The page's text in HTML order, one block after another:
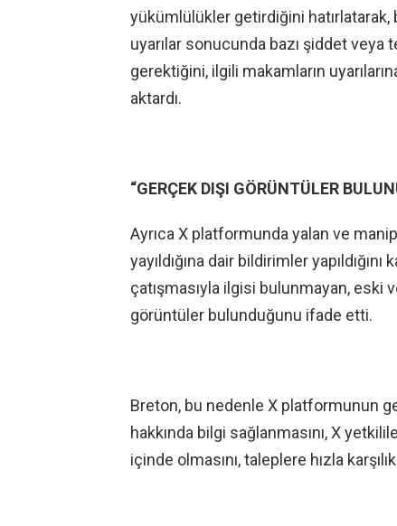
yükümlülükler getirdiğini hatırlatarak,
uyarılar sonucunda bazı şiddet veya
gerektiğini, ilgili makamların
aktardı.
“GERÇEK DIŞI GÖRÜNTÜLER
Ayrıca X platformunda yalan ve
yayıldığına dair bildirimler
çatışmasıyla ilgisi bulunmayan, eski
görüntüler bulunduğunu ifade etti.
Breton, bu nedenle X platformunun
hakkında bilgi sağlanmasını, X
içinde olmasını, taleplere hızla